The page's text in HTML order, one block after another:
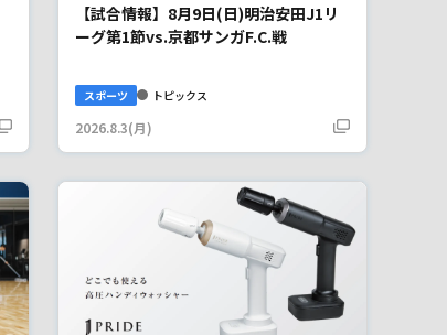
【試合情報】8月9日(日)明治安田J1リ
ーグ第1節vs.京都サンガF.C.戦
スポーツ トピックス
2026.8.3(月)